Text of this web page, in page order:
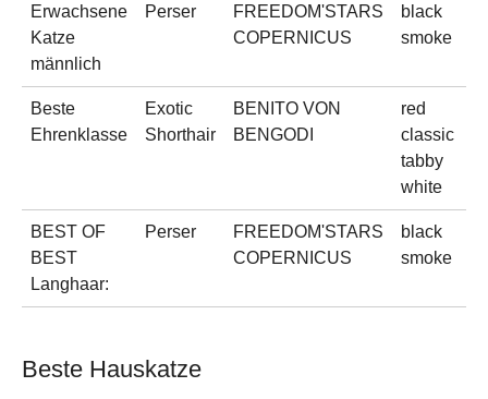
Erwachsene
Katze
männlich
Perser
FREEDOM'STARS
COPERNICUS
black
smoke
Beste
Ehrenklasse
Exotic
Shorthair
BENITO VON
BENGODI
red
classic
tabby
white
BEST OF
BEST
Langhaar:
Perser
FREEDOM'STARS
COPERNICUS
black
smoke
Beste Hauskatze